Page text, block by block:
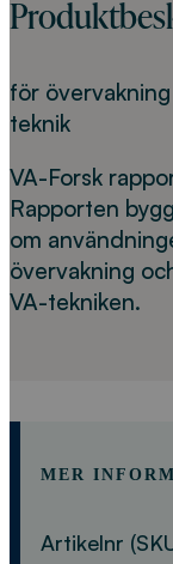
för
teknik
VA-Forsk
Rapporten
om
övervakning
VA-tekniken.
MER
Artikelnr